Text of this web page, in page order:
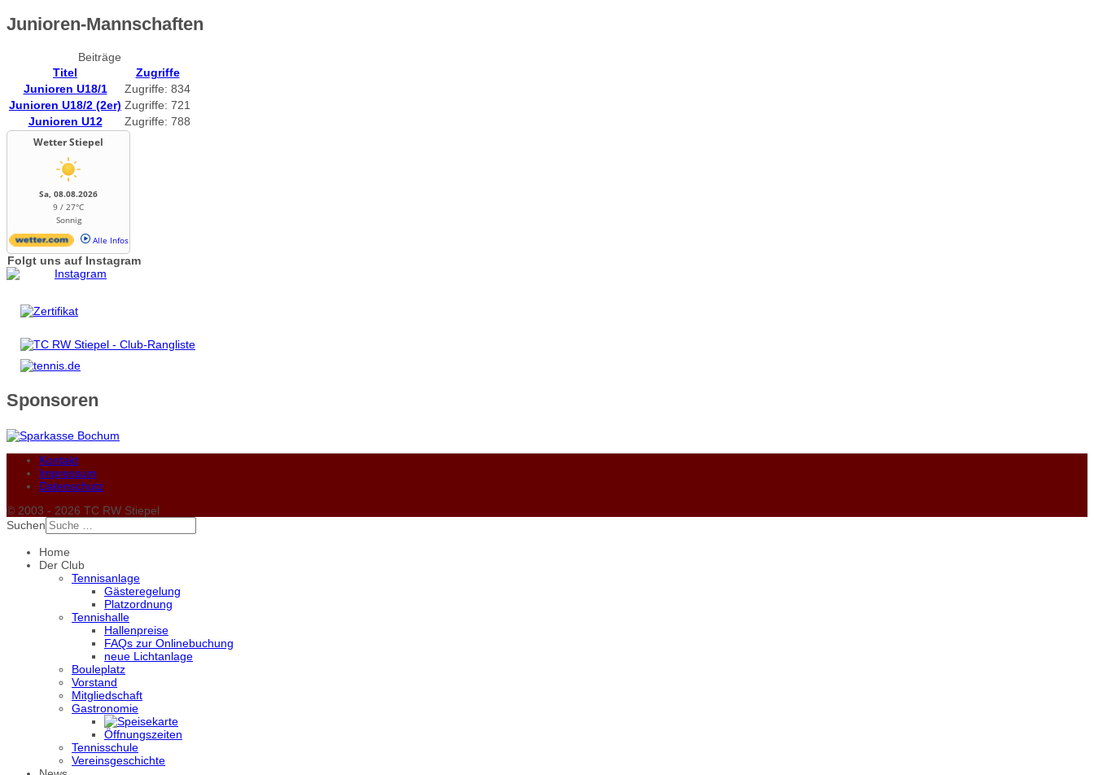
Junioren-Mannschaften
Beiträge
Titel
Zugriffe
Junioren U18/1
Zugriffe: 834
Junioren U18/2 (2er) Zugriffe: 721
Junioren U12
Zugriffe: 788
Wetter Stiepel
Sa, 08.08.2026
9 / 27°C
Sonnig
Alle Infos
Folgt uns auf Instagram
Sponsoren
Kontakt
Impressum
Datenschutz
© 2003 - 2026 TC RW Stiepel
Suchen
Home
Der Club
Tennisanlage
Gästeregelung
Platzordnung
Tennishalle
Hallenpreise
FAQs zur Onlinebuchung
neue Lichtanlage
Bouleplatz
Vorstand
Mitgliedschaft
Gastronomie
Öffnungszeiten
Tennisschule
Vereinsgeschichte